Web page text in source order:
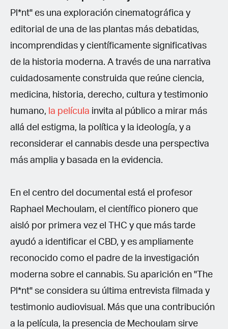
Pl*nt" es una exploración cinematográfica y
editorial de una de las plantas más debatidas,
incomprendidas y científicamente significativas
de la historia moderna. A través de una narrativa
cuidadosamente construida que reúne ciencia,
medicina, historia, derecho, cultura y testimonio
humano, la película invita al público a mirar más
allá del estigma, la política y la ideología, y a
reconsiderar el cannabis desde una perspectiva
más amplia y basada en la evidencia.
En el centro del documental está el profesor
Raphael Mechoulam, el científico pionero que
aisló por primera vez el THC y que más tarde
ayudó a identificar el CBD, y es ampliamente
reconocido como el padre de la investigación
moderna sobre el cannabis. Su aparición en "The
Pl*nt" se considera su última entrevista filmada y
testimonio audiovisual. Más que una contribución
a la película, la presencia de Mechoulam sirve